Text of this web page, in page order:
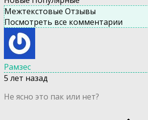
Межтекстовые Отзывы
Посмотреть все комментарии
Рамзес
5 лет назад
Не ясно это пак или нет?